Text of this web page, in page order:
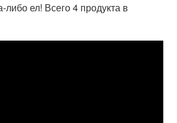
либо ел! Всего 4 продукта в